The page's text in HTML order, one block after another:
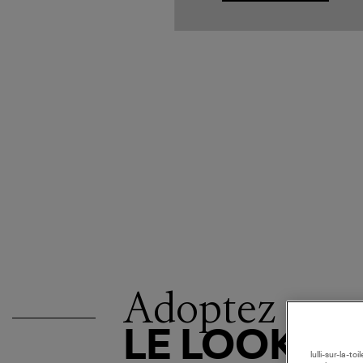
Adoptez
LE LOOK
lulli-sur-la-